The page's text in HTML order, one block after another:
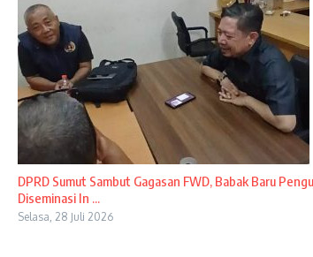
DPRD Sumut Sambut Gagasan FWD, Babak Baru
Diseminasi In ...
Selasa, 28 Juli 2026